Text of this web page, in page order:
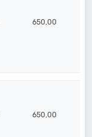
650,00
650,00